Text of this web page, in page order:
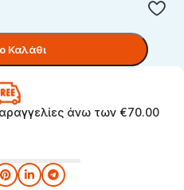
Καλάθι
άνω των €70.00